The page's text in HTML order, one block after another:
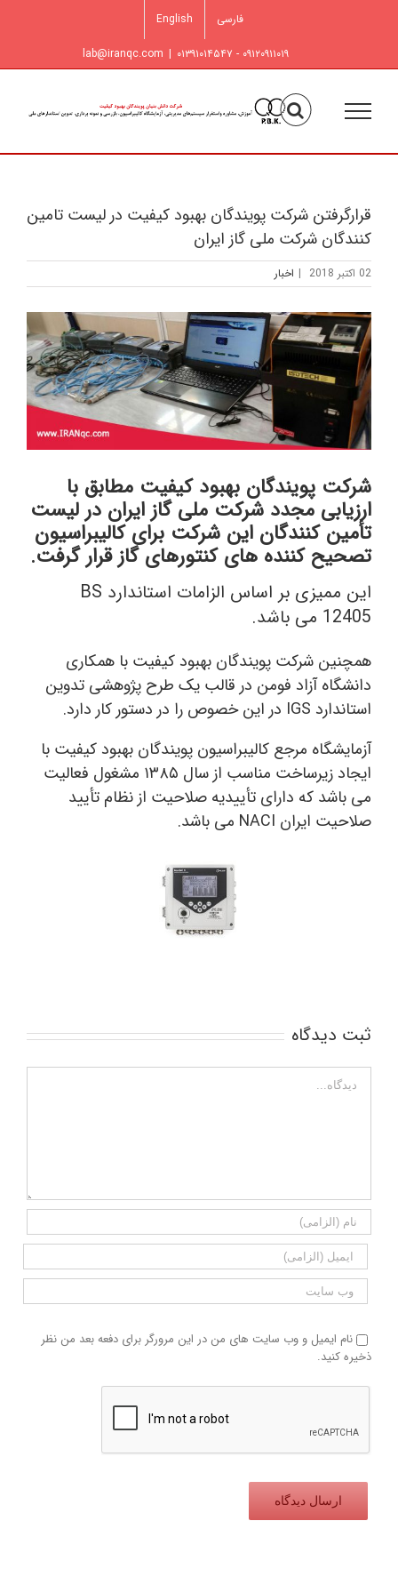
فارسی English
۰۹۱۲۰۹۱۱۰۱۹ - ۰۱۳۹۱۰۱۴۵۴۷ |
lab@iranqc.com
قرارگرفتن شرکت پویندگان بهبود کیفیت در لیست تامین
کنندگان شرکت ملی گاز ایران
02 اکتبر 2018 | اخبار
مشاهده
تصویر
بزرگتر
شرکت پویندگان بهبود کیفیت مطابق با
ارزیابی مجدد شرکت ملی گاز ایران در لیست
تأمین کنندگان این شرکت برای کالیبراسیون
تصحیح کننده های کنتورهای گاز قرار گرفت.
این ممیزی بر اساس الزامات استاندارد BS
12405 می باشد.
همچنین شرکت پویندگان بهبود کیفیت با همکاری
دانشگاه آزاد فومن در قالب یک طرح پژوهشی تدوین
استاندارد IGS در این خصوص را در دستور کار دارد.
آزمایشگاه مرجع کالیبراسیون پویندگان بهبود کیفیت با
ایجاد زیرساخت مناسب از سال ۱۳۸۵ مشغول فعالیت
می باشد که دارای تأییدیه صلاحیت از نظام تأیید
صلاحیت ایران NACI
می باشد.
ثبت ديدگاه
نام ایمیل و وب سایت های من در این مرورگر برای دفعه بعد من نظر
ذخیره کنید.